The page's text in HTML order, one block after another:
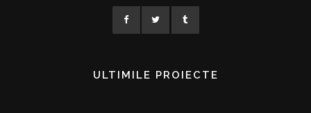
ULTIMILE PROIECTE